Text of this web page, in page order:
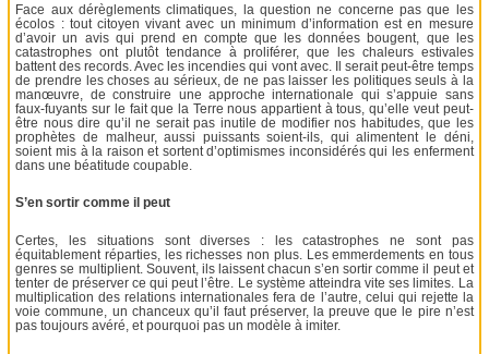
Face aux dérèglements climatiques, la question ne concerne pas que les
écolos : tout citoyen vivant avec un minimum d’information est en mesure
d’avoir un avis qui prend en compte que les données bougent, que les
catastrophes ont plutôt tendance à proliférer, que les chaleurs estivales
battent des records. Avec les incendies qui vont avec. Il serait peut-être temps
de prendre les choses au sérieux, de ne pas laisser les politiques seuls à la
manœuvre, de construire une approche internationale qui s’appuie sans
faux-fuyants sur le fait que la Terre nous appartient à tous, qu’elle veut peut-
être nous dire qu’il ne serait pas inutile de modifier nos habitudes, que les
prophètes de malheur, aussi puissants soient-ils, qui alimentent le déni,
soient mis à la raison et sortent d’optimismes inconsidérés qui les enferment
dans une béatitude coupable.
S’en sortir comme il peut
Certes, les situations sont diverses : les catastrophes ne sont pas
équitablement réparties, les richesses non plus. Les emmerdements en tous
genres se multiplient. Souvent, ils laissent chacun s’en sortir comme il peut et
tenter de préserver ce qui peut l’être. Le système atteindra vite ses limites. La
multiplication des relations internationales fera de l’autre, celui qui rejette la
voie commune, un chanceux qu’il faut préserver, la preuve que le pire n’est
pas toujours avéré, et pourquoi pas un modèle à imiter.